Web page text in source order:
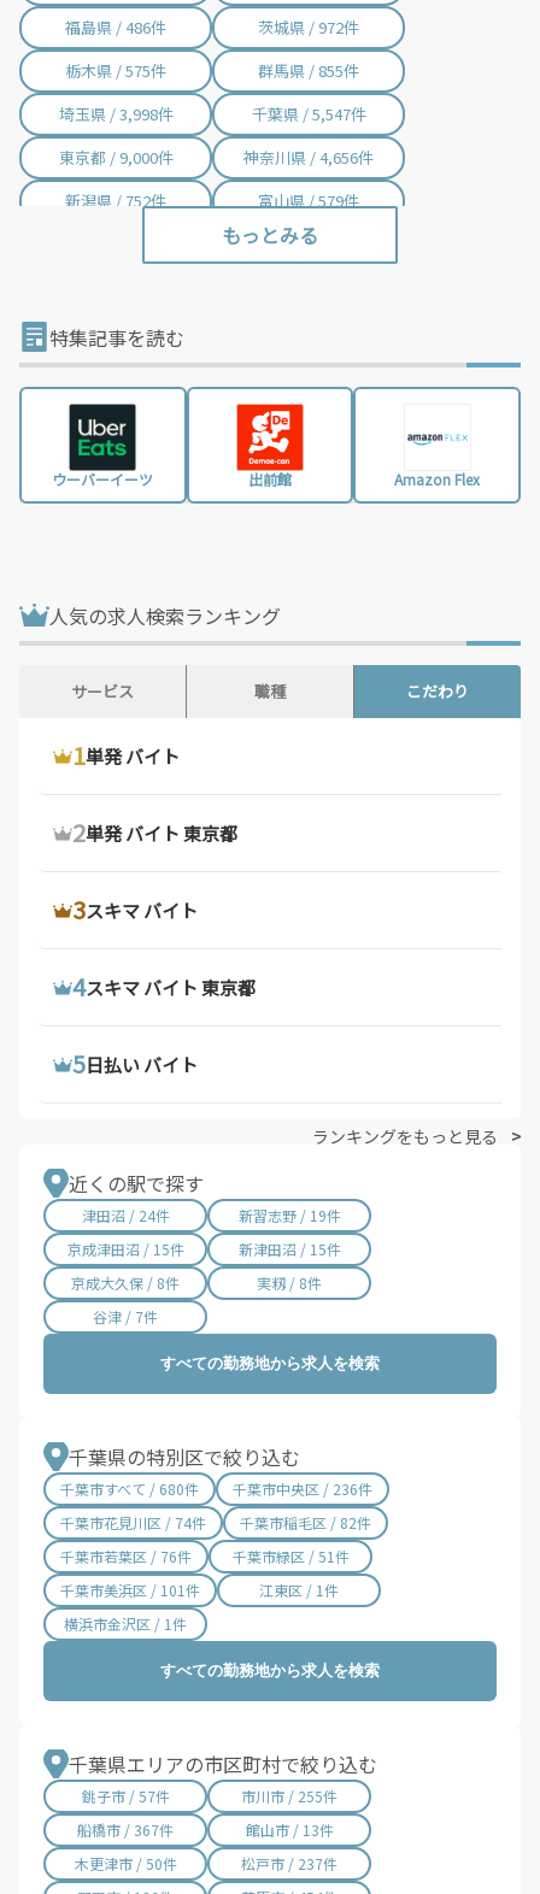
福島県 / 486件
茨城県 / 972件
栃木県 / 575件
群馬県 / 855件
埼玉県 / 3,998件
千葉県 / 5,547件
東京都 / 9,000件
神奈川県 / 4,656件
新潟県 / 752件
富山県 / 579件
福井県 / 414件
岐阜県 / 844件
愛知県 / 3,016件
三重県 / 998件
滋賀県 / 657件
京都府 / 1,404件
大阪府 / 3,331件
兵庫県 / 2,487件
奈良県 / 622件
和歌山県 / 321件
香川県 / 501件
愛媛県 / 436件
福岡県 / 1,699件
佐賀県 / 194件
特集記事を読む
ウーバーイーツ 出前館 Amazon Flex
人気の求人検索ランキング
サービス
1ウーバーイーツ 配達員
2ウーバーイーツ バイト
3ウーバーイーツ バイト 東京都
4ウーバーイーツ 配達員 大阪府
5ウーバーイーツ 求人
職種
1ドライバー 求人
2デリバリー バイト
3軽 貨物 求人
4配達 バイト
5トラック 運転 手 求人
こだわり
1単発 バイト
2単発 バイト 東京都
3スキマ バイト
4スキマ バイト 東京都
5日払い バイト
ランキングをもっと見る
近くの駅で探す
津田沼 / 24件
新習志野 / 19件
京成津田沼 / 15件
新津田沼 / 15件
京成大久保 / 8件
実籾 / 8件
谷津 / 7件
すべての勤務地から求人を検索
千葉県の特別区で絞り込む
千葉市すべて / 680件
千葉市中央区 / 236件
千葉市花見川区 / 74件
千葉市稲毛区 / 82件
千葉市若葉区 / 76件
千葉市緑区 / 51件
千葉市美浜区 / 101件
江東区 / 1件
横浜市金沢区 / 1件
すべての勤務地から求人を検索
千葉県エリアの市区町村で絞り込む
銚子市 / 57件
市川市 / 255件
船橋市 / 367件
館山市 / 13件
木更津市 / 50件
松戸市 / 237件